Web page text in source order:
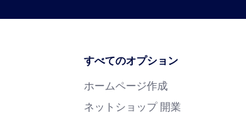
すべてのオプション
ホームページ作成
ネットショップ 開業